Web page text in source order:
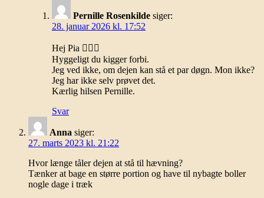
Pernille Rosenkilde siger:
28. januar 2026 kl. 17:52
Hej Pia 🙋🏼‍♀️
Hyggeligt du kigger forbi.
Jeg ved ikke, om dejen kan stå et par døgn. Mon ikke?
Jeg har ikke selv prøvet det.
Kærlig hilsen Pernille.
Svar
Anna siger:
27. marts 2023 kl. 21:22
Hvor længe tåler dejen at stå til hævning?
Tænker at bage en større portion og have til nybagte boller
nogle dage i træk